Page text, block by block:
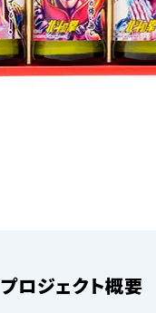
プロジェクト概要